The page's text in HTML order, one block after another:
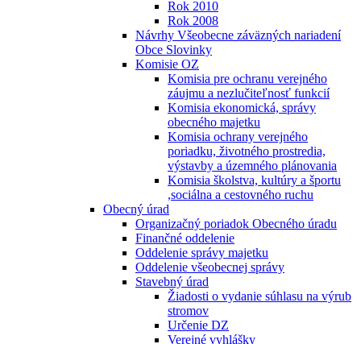
Rok 2010
Rok 2008
Návrhy Všeobecne záväzných nariadení
Obce Slovinky
Komisie OZ
Komisia pre ochranu verejného
záujmu a nezlučiteľnosť funkcií
Komisia ekonomická, správy
obecného majetku
Komisia ochrany verejného
poriadku, životného prostredia,
výstavby a územného plánovania
Komisia školstva, kultúry a športu
,sociálna a cestovného ruchu
Obecný úrad
Organizačný poriadok Obecného úradu
Finančné oddelenie
Oddelenie správy majetku
Oddelenie všeobecnej správy
Stavebný úrad
Žiadosti o vydanie súhlasu na výrub
stromov
Určenie DZ
Verejné vyhlášky